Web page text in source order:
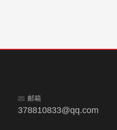
邮箱
378810833@qq.com